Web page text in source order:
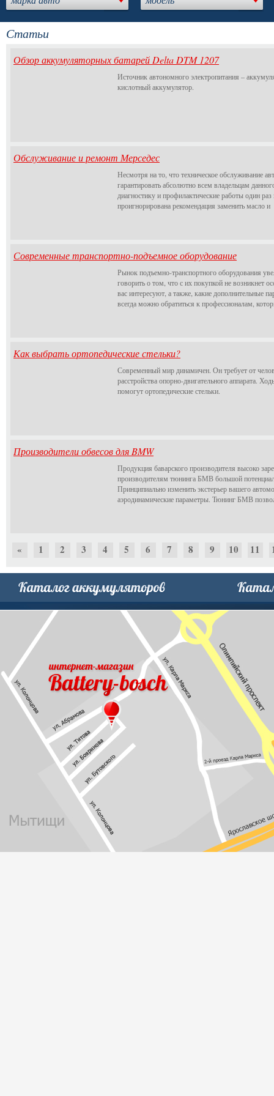
Статьи
Обзор аккумуляторных батарей Delta DTM 1207
Источник автономного электропитания –
кислотный аккумулятор.
Обслуживание и ремонт Мерседес
Несмотря на то, что техническое обслуживание
гарантировать абсолютно всем владельцам
диагностику и профилактические работы один
проигнорирована рекомендация заменить масло и
Современные транспортно-подъемное оборудование
Рынок подъемно-транспортного оборудования
говорить о том, что с их покупкой не возникнет
вас интересуют, а также, какие дополнительные
всегда можно обратиться к профессионалам,
Как выбрать ортопедические стельки?
Современный мир динамичен. Он требует от
расстройства опорно-двигательного аппарата.
помогут ортопедические стельки.
Производители обвесов для BMW
Продукция баварского производителя высоко
производителям тюнинга БМВ большой
Принципиально изменить экстерьер вашего
аэродинамические параметры. Тюнинг БМВ
« 1 2 3 4 5 6 7 8 9 10 11
30
34 36
61
66 67 68 69
90 92
93 94 95 96 97 98 100 101
121 122 123 124 125